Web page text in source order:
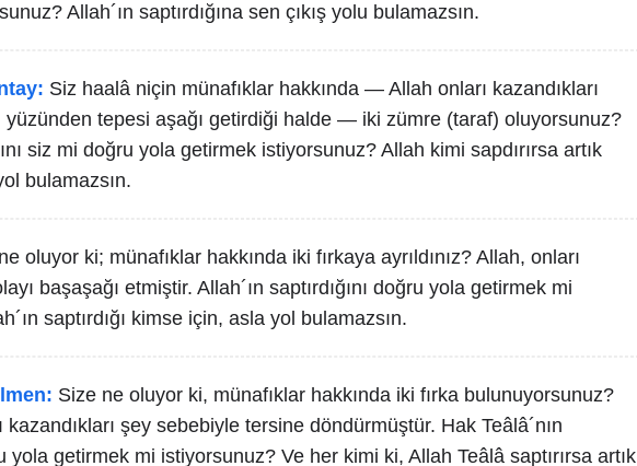
Allah´ın saptırdığına sen çıkış yolu bulamazsın.
Siz haalâ niçin münafıklar hakkında — Allah onları kazandıkları
yüzünden tepesi aşağı getirdiği halde — iki zümre (taraf) oluyorsunuz?
siz mi doğru yola getirmek istiyorsunuz? Allah kimi sapdırırsa artık
bulamazsın.
oluyor ki; münafıklar hakkında iki fırkaya ayrıldınız? Allah, onları
başaşağı etmiştir. Allah´ın saptırdığını doğru yola getirmek mi
saptırdığı kimse için, asla yol bulamazsın.
Size ne oluyor ki, münafıklar hakkında iki fırka bulunuyorsunuz?
kazandıkları şey sebebiyle tersine döndürmüştür. Hak Teâlâ´nın
yola getirmek mi istiyorsunuz? Ve her kimi ki, Allah Teâlâ saptırırsa artık